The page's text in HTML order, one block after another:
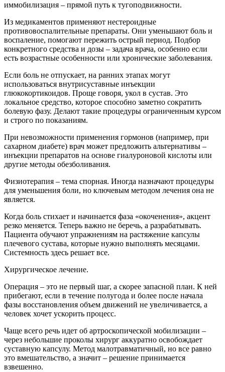
иммобилизация – прямой путь к тугоподвижности.
Из медикаментов применяют нестероидные
противовоспалительные препараты. Они уменьшают боль и
воспаление, помогают пережить острый период. Подбор
конкретного средства и дозы – задача врача, особенно если
есть возрастные особенности или хронические заболевания.
Если боль не отпускает, на ранних этапах могут
использоваться внутрисуставные инъекции
глюкокортикоидов. Проще говоря, укол в сустав. Это
локальное средство, которое способно заметно сократить
болевую фазу. Делают такие процедуры ограниченным курсом
и строго по показаниям.
При невозможности применения гормонов (например, при
сахарном диабете) врач может предложить альтернативы –
инъекции препаратов на основе гиалуроновой кислоты или
другие методы обезболивания.
Физиотерапия – тема спорная. Иногда назначают процедуры
для уменьшения боли, но ключевым методом лечения она не
является.
Когда боль стихает и начинается фаза «окоченения», акцент
резко меняется. Теперь важно не беречь, а разрабатывать.
Пациента обучают упражнениям на растяжение капсулы
плечевого сустава, которые нужно выполнять месяцами.
Системность здесь решает все.
Хирургическое лечение.
Операция – это не первый шаг, а скорее запасной план. К ней
прибегают, если в течение полугода и более после начала
фазы восстановления объем движений не увеличивается, а
человек хочет ускорить процесс.
Чаще всего речь идет об артроскопической мобилизации –
через небольшие проколы хирург аккуратно освобождает
суставную капсулу. Метод малотравматичный, но все равно
это вмешательство, а значит – решение принимается
взвешенно.